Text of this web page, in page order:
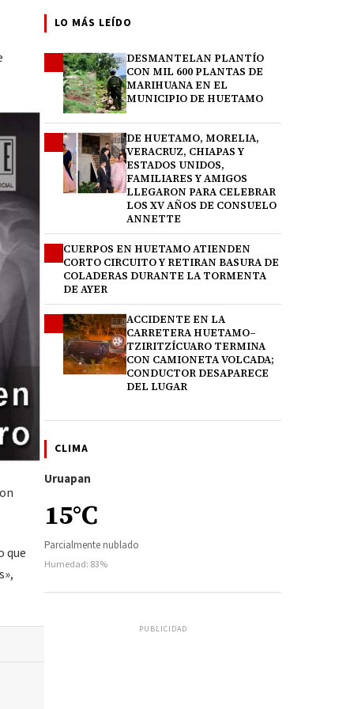
que
LO MÁS LEÍDO
DESMANTELAN PLANTÍO
CON MIL 600 PLANTAS DE
MARIHUANA EN EL
MUNICIPIO DE HUETAMO
DE HUETAMO, MORELIA,
VERACRUZ, CHIAPAS Y
ESTADOS UNIDOS,
FAMILIARES Y AMIGOS
LLEGARON PARA CELEBRAR
LOS XV AÑOS DE CONSUELO
ANNETTE
CUERPOS EN HUETAMO ATIENDEN
CORTO CIRCUITO Y RETIRAN BASURA DE
COLADERAS DURANTE LA TORMENTA
DE AYER
ACCIDENTE EN LA
CARRETERA HUETAMO–
TZIRITZÍCUARO TERMINA
CON CAMIONETA VOLCADA;
CONDUCTOR DESAPARECE
DEL LUGAR
CLIMA
Uruapan
15°C
Parcialmente nublado
Humedad: 83%
PUBLICIDAD